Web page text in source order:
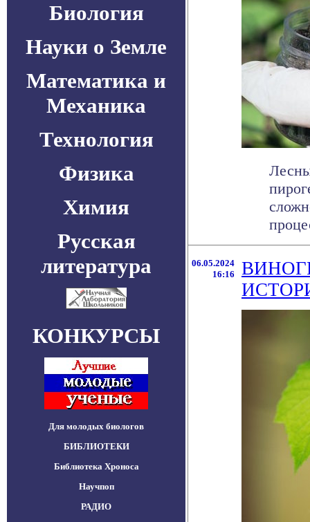
Биология
Науки о Земле
Математика и
Механика
Технология
Физика
Химия
Русская
литература
КОНКУРСЫ
Для молодых биологов
БИБЛИОТЕКИ
Библиотека Хроноса
Научпоп
РАДИО
06.05.2024
16:16